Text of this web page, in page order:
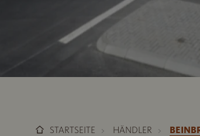
STARTSEITE HÄNDLER